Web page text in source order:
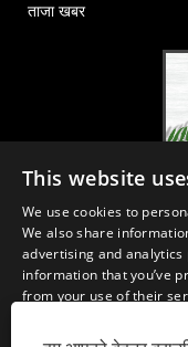
ताजा खबर
हम चीन, जापान और कोरिया में
सप्लीमेंट्स और फंक्शनल फूड एंड
विकास, विपणन और वितरण करते
तरह से स्थापित हैं। सोर्सिंग में
This website
We use cookies to
We also share
advertising and
information that you’ve
from your use of their